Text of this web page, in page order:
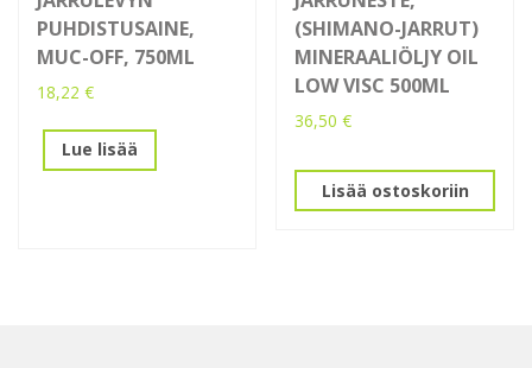
PUHDISTUSAINE,
MUC-OFF, 750ML
18,22 €
Lue lisää
(SHIMANO-JARRUT)
MINERAALIÖLJY OIL
LOW VISC 500ML
36,50€
Lisää ostoskoriin